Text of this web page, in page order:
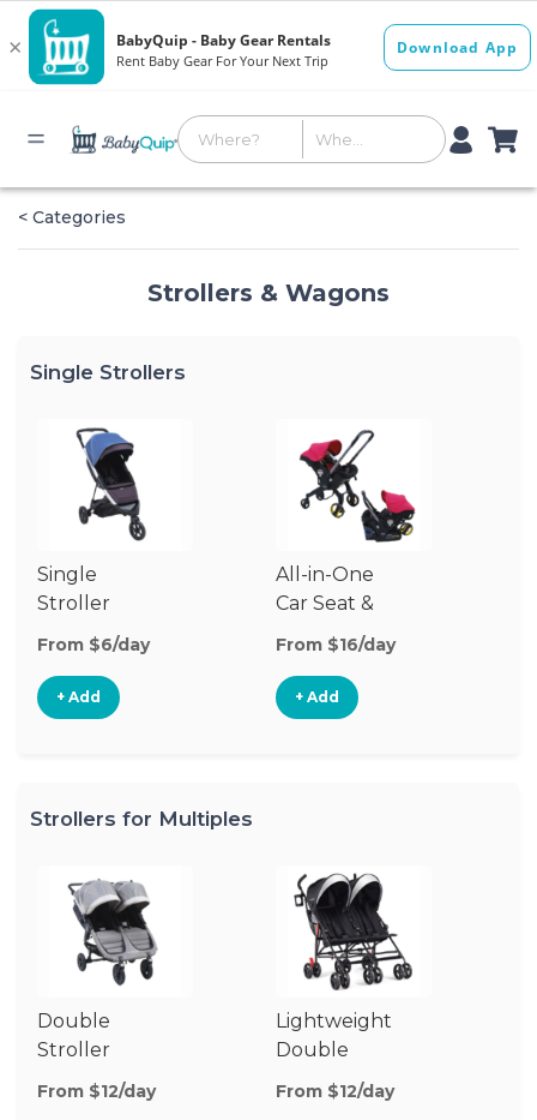
< Categories
Strollers & Wagons
Single Strollers
Single
Stroller
From $6/day
+ Add
All-in-One
Car Seat &
Stroller
From $16/day
+ Add
Strollers for Multiples
Double
Stroller
From $12/day
Lightweight
Double
Stroller
From $12/day